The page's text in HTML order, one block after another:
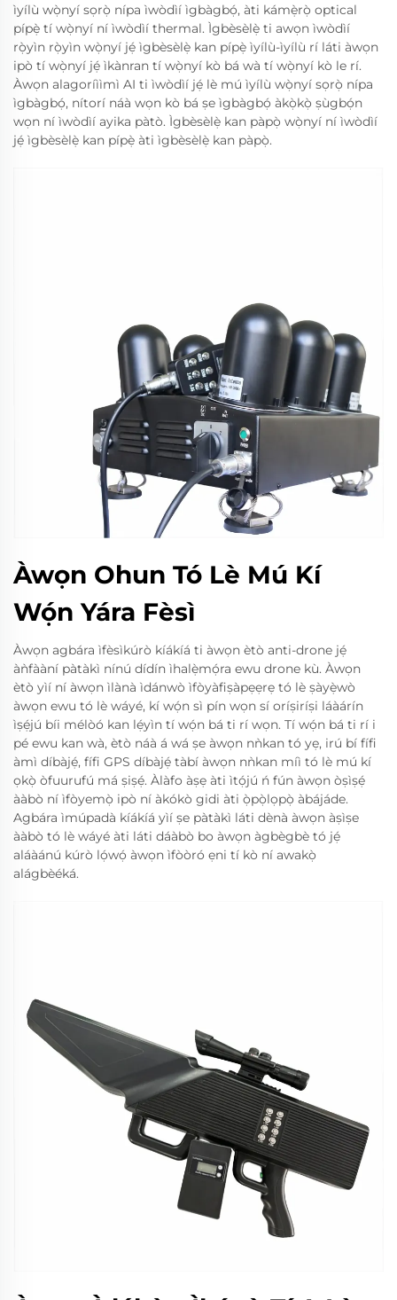
ìyílù wọ̀nyí sọrọ̀ nípa ìwòdìí ìgbàgbọ́, àti kámẹ̀rọ̀ optical
pípẹ̀ tí wọ̀nyí ní ìwòdìí thermal. Ìgbèsèlẹ̀ ti awọn ìwòdìí
rọ̀yìn rọ̀yìn wọ̀nyí jẹ́ ìgbèsèlẹ̀ kan pípẹ̀ ìyílù-ìyílù rí láti àwọn
ipò tí wọ̀nyí jẹ́ ìkànran tí wọ̀nyí kò bá wà tí wọ̀nyí kò le rí.
Àwọn alagoríììmì AI ti ìwòdìí jẹ́ lè mú ìyílù wọ̀nyí sọrọ̀ nípa
ìgbàgbọ́, nítorí náà wọn kò bá ṣe ìgbàgbọ́ àkọ̀kọ̀ ṣùgbọ́n
wọn ní ìwòdìí ayika pàtò. Ìgbèsèlẹ̀ kan pàpọ̀ wọ̀nyí ní ìwòdìí
jẹ́ ìgbèsèlẹ̀ kan pípẹ̀ àti ìgbèsèlẹ̀ kan pàpọ̀.
Àwọn Ohun Tó Lè Mú Kí
Wọ́n Yára Fèsì
Àwọn agbára ìfèsìkúrò kíákíá ti àwọn ètò anti-drone jẹ́
àǹfààní pàtàkì nínú dídín ìhalẹ̀mọ́ra ewu drone kù. Àwọn
ètò yìí ní àwọn ìlànà ìdánwò ìfòyàfiṣàpẹẹrẹ tó lè ṣàyẹ̀wò
àwọn ewu tó lè wáyé, kí wọ́n sì pín wọn sí oríṣiríṣi láàárín
ìṣẹ́jú bíi mélòó kan lẹ́yìn tí wọ́n bá ti rí wọn. Tí wọ́n bá ti rí i
pé ewu kan wà, ètò náà á wá ṣe àwọn nǹkan tó yẹ, irú bí fífi
àmì díbàjẹ́, fífi GPS díbàjẹ́ tàbí àwọn nǹkan míì tó lè mú kí
ọkọ̀ òfuurufú má ṣiṣẹ́. Àlàfo àṣẹ àti ìtọ́jú ń fún àwọn òṣìṣẹ́
ààbò ní ìfòyemọ̀ ipò ní àkókò gidi àti ọ̀pọ̀lọpọ̀ àbájáde.
Agbára ìmúpadà kíákíá yìí ṣe pàtàkì láti dènà àwọn àṣìṣe
ààbò tó lè wáyé àti láti dáàbò bo àwọn àgbègbè tó jẹ́
aláàánú kúrò lọ́wọ́ àwọn ìfòòró ẹni tí kò ní awakọ̀
alágbèéká.